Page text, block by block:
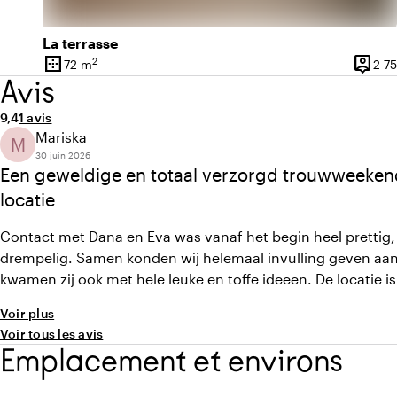
La terrasse
border_outer
Superficie
72 m2 person_pin2-75
Avis
Note moyenne de 9,4 sur 10
9,4Nombre d'avis : 1
1 avis
Een geweldige en totaal verzorgd
locatie
M Mariska
30 juin 2026
Contact met Dana en Eva was vanaf het begin heel
drempelig. Samen konden wij helemaal invulling geven
kwamen zij ook met hele leuke en toffe ideeen. De locatie
hadden we diner op de mooie romantische binnenplaats,
op achterterras.
Voir plus
Voir tous les avis
Emplacement et environs